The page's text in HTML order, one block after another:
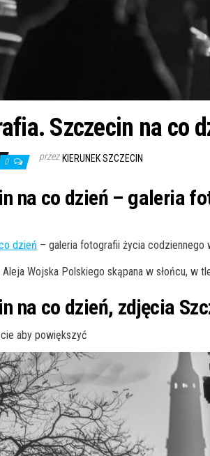
Szczecin na co
0 przez KIERUNEK SZCZECIN
na co dzień – galeria
dzień – galeria fotografii życia codziennego
Wojska Polskiego skąpana w słońcu, w
na co dzień, zdjęcia
aby powiększyć